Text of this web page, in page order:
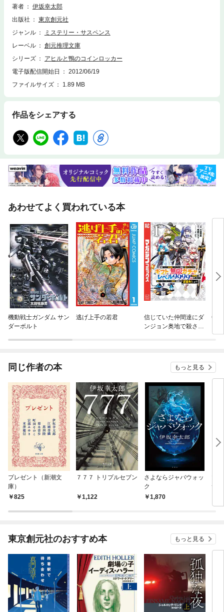
夜、あろうことか僕はモデルガンを持って、書店の裏口に立ってしまった
清冽な傑作。第25回吉川英治文学新人賞受賞作。
著者
伊坂幸太郎
出版社
東京創元社
ジャンル
ミステリー・サスペンス
レーベル
創元推理文庫
シリーズ
アヒルと鴨のコインロッカー
電子版配信開始日
2012/06/19
ファイルサイズ
1.89 MB
作品をシェアする
あわせてよく買われている本
機動戦士ガンダム サン
ダーボルト
逃げ上手の若君
信じていた仲間達にダ
ンジョン奥地で殺され
れて元パーティーメン
バーと世界に復讐＆
Gメ
同じ作者の本 もっと見る
プレゼント（新潮文
庫）
825
７７７ トリプルセブン
1,122
さよならジャバウォッ
ク
1,870
サ
東京創元社のおすすめ本 もっと見る